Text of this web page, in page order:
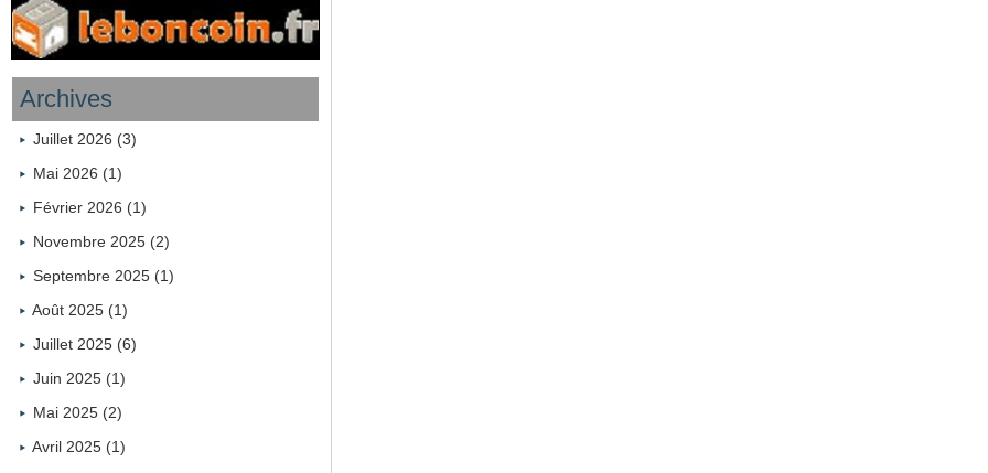
Archives
Juillet 2026 (3)
Mai 2026 (1)
Février 2026 (1)
Novembre 2025 (2)
Septembre 2025 (1)
Août 2025 (1)
Juillet 2025 (6)
Juin 2025 (1)
Mai 2025 (2)
Avril 2025 (1)